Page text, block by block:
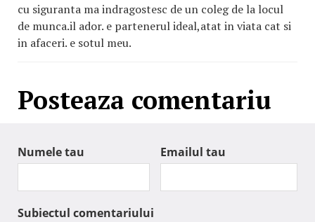
cu siguranta ma indragostesc de un coleg de la locul
de munca.il ador. e partenerul ideal,atat in viata cat si
in afaceri. e sotul meu.
Posteaza comentariu
Numele tau Emailul tau
Subiectul comentariului